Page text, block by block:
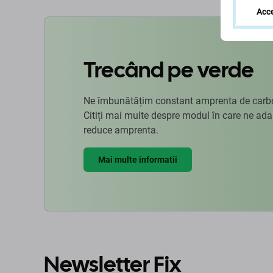
Trecând pe verde
Ne îmbunătățim constant amprenta de
Citiți mai multe despre modul în care ne
reduce amprenta.
Mai multe informatii
Newsletter Fix